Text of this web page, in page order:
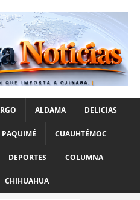
ALDAMA DELICIAS
CUAUHTÉMOC
DEPORTES COLUMNA
CHIHUAHUA